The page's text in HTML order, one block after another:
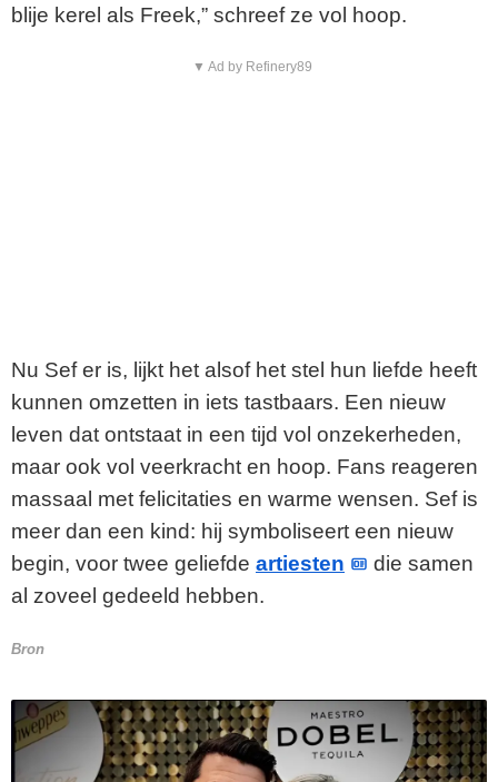
blije kerel als Freek,” schreef ze vol hoop.
▼ Ad by Refinery89
Nu Sef er is, lijkt het alsof het stel hun liefde heeft
kunnen omzetten in iets tastbaars. Een nieuw
leven dat ontstaat in een tijd vol onzekerheden,
maar ook vol veerkracht en hoop. Fans reageren
massaal met felicitaties en warme wensen. Sef is
meer dan een kind: hij symboliseert een nieuw
begin, voor twee geliefde artiesten
die samen
al zoveel gedeeld hebben.
Bron